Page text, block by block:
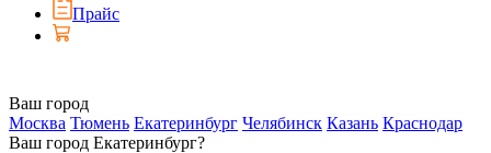
Прайс
Ваш город
Москва Тюмень Екатеринбург Челябинск Казань Краснодар
Ваш город Екатеринбург?